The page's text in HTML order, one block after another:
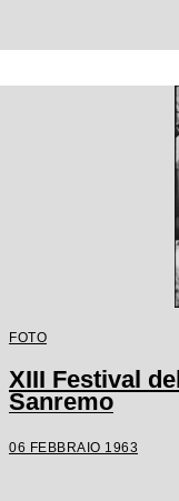
FOTO
XIII Festival
Sanremo
06 FEBBRAIO 1963